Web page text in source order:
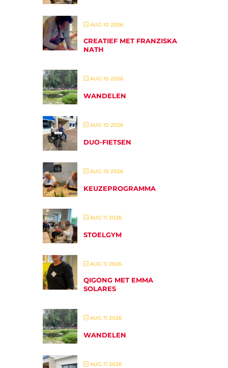
AUG 10 2026
CREATIEF MET FRANZISKA
NATH
AUG 10 2026
WANDELEN
AUG 10 2026
DUO-FIETSEN
AUG 10 2026
KEUZEPROGRAMMA
AUG 11 2026
STOELGYM
AUG 11 2026
QIGONG MET EMMA
SOLARES
AUG 11 2026
WANDELEN
AUG 11 2026